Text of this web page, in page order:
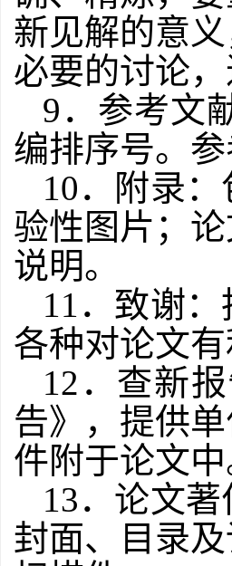
新见解的意
必要的讨论
9 ．参考文
编排序号。
10．附录
验性图片；
说明。
11 ．致谢
各种对论文
12 ．查新
告》，提供
件附于论文中
13．论文
封面、目录